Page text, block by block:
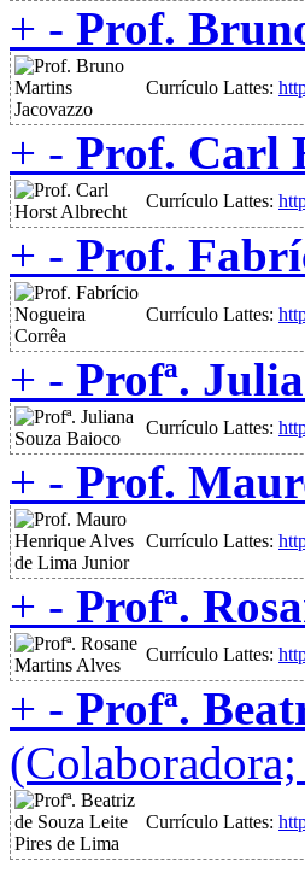
+ - Prof.
Currículo Lattes:
+ - Prof. Carl
Currículo Lattes:
+ - Prof.
Currículo Lattes:
+ - Profª.
Currículo Lattes:
+ - Prof.
Currículo Lattes:
+ - Profª.
Currículo Lattes:
+ - Profª.
Currículo Lattes: